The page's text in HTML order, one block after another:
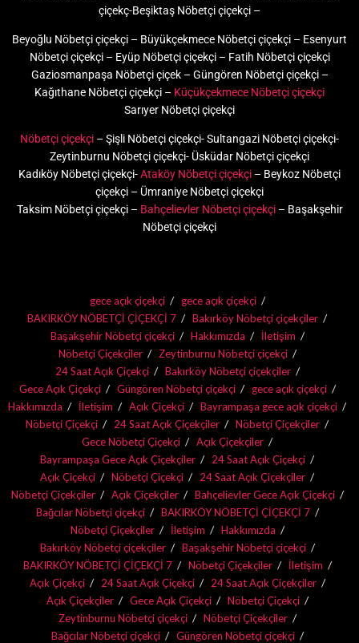
çiçekç-Beşiktaş Nöbetçi çiçekçi –
Beyoğlu Nöbetçi çiçekçi – Büyükçekmece Nöbetçi çiçekçi – Esenyurt
Nöbetçi çiçekçi – Eyüp Nöbetçi çiçekçi – Fatih Nöbetçi çiçekçi
Gaziosmanpaşa Nöbetçi çiçek – Güngören Nöbetçi çiçekçi –
Kağıthane Nöbetçi çiçekçi – Küçükçekmece Nöbetçi çiçekçi
Sarıyer Nöbetçi çiçekçi
Nöbetçi çiçekçi – Şişli Nöbetçi çiçekçi- Sultangazi Nöbetçi çiçekçi-
Zeytinburnu Nöbetçi çiçekçi- Üsküdar Nöbetçi çiçekçi
Kadıköy Nöbetçi çiçekçi-Ataköy Nöbetçi çiçekçi – Beykoz Nöbetçi
çiçekçi – Ümraniye Nöbetçi çiçekçi
Taksim Nöbetçi çiçekçi – Bahçelievler Nöbetçi çiçekçi– Başakşehir
Nöbetçi çiçekçi
gece açık çiçekçi
gece açık çiçekçi
BAKIRKÖY NÖBETÇİ ÇİÇEKÇİ 7
Bakırköy Nöbetçi çiçekçiler
Başakşehir Nöbetçi çiçekçi
Hakkımızda
İletişim
Nöbetçi Çiçekçiler
Zeytinburnu Nöbetçi çiçekçi
24 Saat Açık Çiçekçi
Bakırköy Nöbetçi çiçekçiler
Gece Açık Çiçekçi
Güngören Nöbetçi çiçekçi
gece açık çiçekçi
Hakkımızda
İletişim Açık Çiçekçi
Bayrampaşa gece açık çiçekçi
Nöbetçi Çiçekçi
24 Saat Açık Çiçekçiler
Nöbetçi Çiçekçiler
Gece Nöbetçi Çiçekçi
Açık Çiçekçiler
Bayrampaşa Gece Açık Çiçekçiler
24 Saat Açık Çiçekçi
Açık Çiçekçi
Nöbetçi Çiçekçi
24 Saat Açık Çiçekçiler
Nöbetçi Çiçekçiler
Açık Çiçekçiler
Bahçelievler Gece Açık Çiçekçi
Bağcılar Nöbetçi çiçekçi
BAKIRKÖY NÖBETÇİ ÇİÇEKÇİ 7
Nöbetçi Çiçekçiler
İletişim
Hakkımızda
Bakırköy Nöbetçi çiçekçiler
Başakşehir Nöbetçi çiçekçi
BAKIRKÖY NÖBETÇİ ÇİÇEKÇİ 7
Nöbetçi Çiçekçiler
İletişim
Açık Çiçekçi
24 Saat Açık Çiçekçi
24 Saat Açık Çiçekçiler
Açık Çiçekçiler
Gece Açık Çiçekçi
Nöbetçi Çiçekçi
Zeytinburnu Nöbetçi çiçekçi
Nöbetçi Çiçekçiler
Bağcılar Nöbetçi çiçekçi
Güngören Nöbetçi çiçekçi